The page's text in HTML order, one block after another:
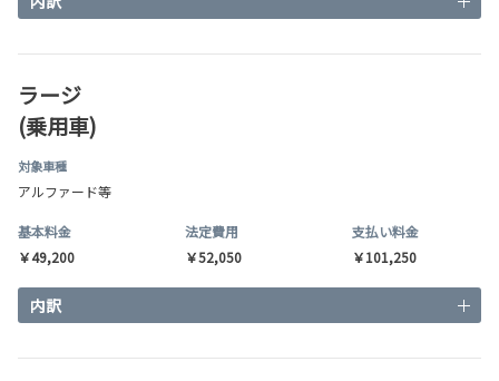
ラージ
(乗用車)
対象車種
アルファード等
基本料金
￥49,200
法定費用
￥52,050
支払い料金
￥101,250
内訳